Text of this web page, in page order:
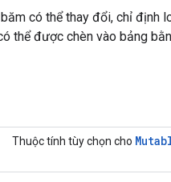
có thể thay đổi, chỉ định
thể được chèn vào bảng
Thuộc tính tùy chọn cho